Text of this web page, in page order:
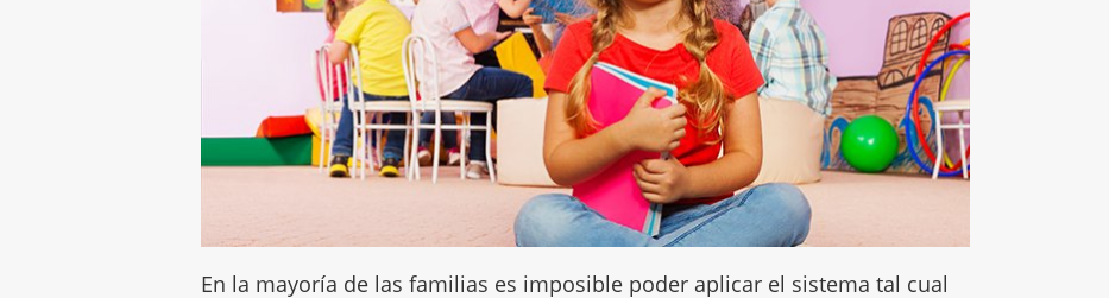
En la mayoría de las familias es imposible poder aplicar el sistema tal cual